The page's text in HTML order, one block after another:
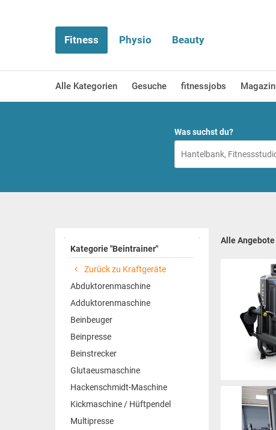
Fitness Physio Beauty
Alle Kategorien Gesuche fitnessjobs Magazin
Was suchst du?
Kategorie "Beintrainer"
Zurück zu Kraftgeräte
Abduktorenmaschine
Adduktorenmaschine
Beinbeuger
Beinpresse
Beinstrecker
Glutaeusmaschine
Hackenschmidt-Maschine
Kickmaschine / Hüftpendel
Multipresse
Alle Angebote